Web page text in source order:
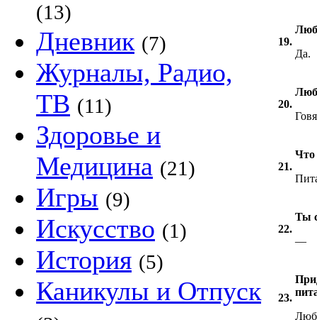
(13)
Дневник (7)
Журналы, Радио,
ТВ (11)
Здоровье и
Медицина (21)
Игры (9)
Искусство (1)
История (5)
Каникулы и Отпуск
19.
Да.
20.
21.
Что
22.
Ты
—
23.